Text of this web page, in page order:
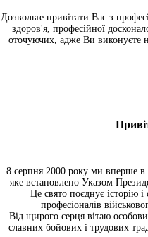
Дозвольте привітати Вас з
здоров'я, професійної
оточуючих, адже Ви виконуєте
8 серпня 2000 року ми вперше в
яке встановлено Указом
Це свято поєднує історію і
професіоналів
Від щирого серця вітаю
славних бойових і трудових